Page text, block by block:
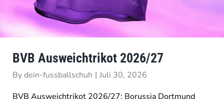
BVB Ausweichtrikot 2026/27
Bydein-fussballschuh | Juli 30, 2026
BVB Ausweichtrikot 2026/27: Borussia Dortmund